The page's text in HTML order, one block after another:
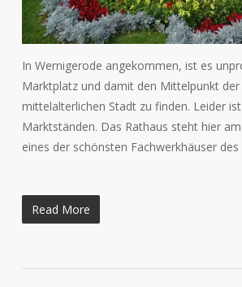
In Wernigerode angekommen, ist es
Marktplatz und damit den Mittelpunkt der
mittelalterlichen Stadt zu finden. Leider
Marktständen. Das Rathaus steht hier
eines der schönsten Fachwerkhäuser des
Read More